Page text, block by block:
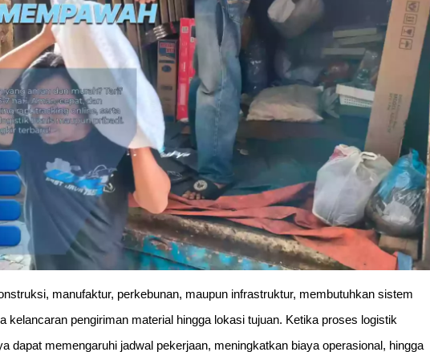
manufaktur, perkebunan, maupun infrastruktur, membutuhkan sistem
kelancaran pengiriman material hingga lokasi tujuan. Ketika proses logistik
dapat memengaruhi jadwal pekerjaan, meningkatkan biaya operasional, hingga